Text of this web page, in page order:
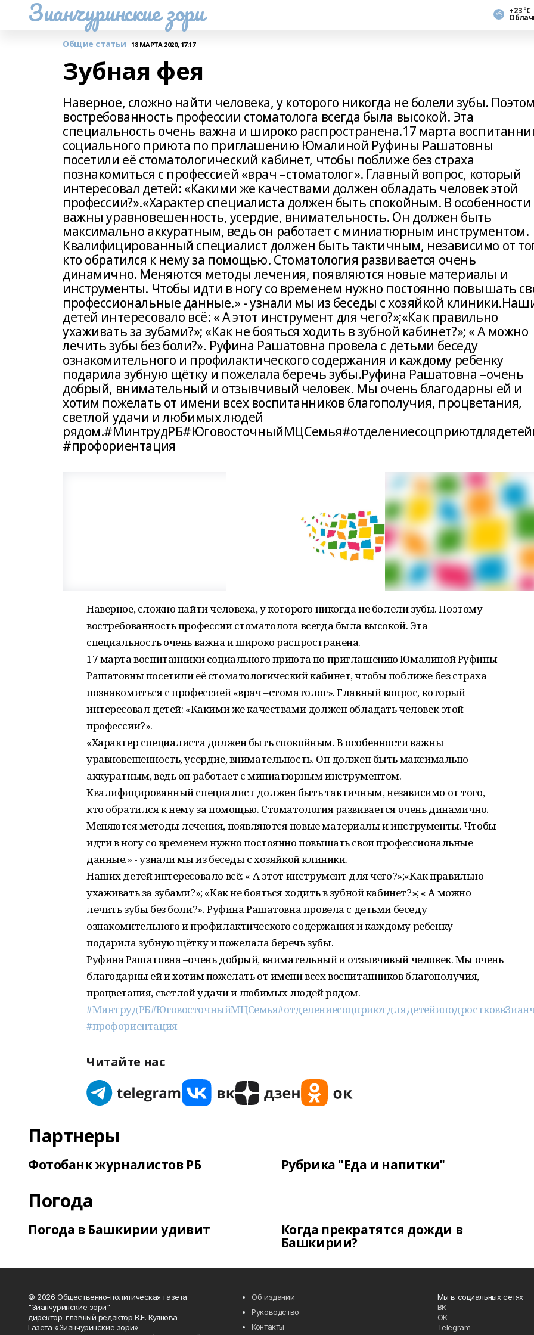
Зианчуринские зори +23 °С
Общие статьи 18 МАРТА 2020, 17:17
Зубная фея
Наверное, сложно найти человека, у которого никогда не болели зубы.
востребованность профессии стоматолога всегда была высокой. Эта
специальность очень важна и широко распространена.17 марта
социального приюта по приглашению Юмалиной Руфины Рашатовны
посетили её стоматологический кабинет, чтобы поближе без страха
познакомиться с профессией «врач –стоматолог». Главный вопрос, который
интересовал детей: «Какими же качествами должен обладать человек этой
профессии?».«Характер специалиста должен быть спокойным. В особенности
важны уравновешенность, усердие, внимательность. Он должен быть
максимально аккуратным, ведь он работает с миниатюрным инструментом.
Квалифицированный специалист должен быть тактичным, независимо от
кто обратился к нему за помощью. Стоматология развивается очень
динамично. Меняются методы лечения, появляются новые материалы и
инструменты. Чтобы идти в ногу со временем нужно постоянно повышать
профессиональные данные.» - узнали мы из беседы с хозяйкой
детей интересовало всё: « А этот инструмент для чего?»;«Как правильно
ухаживать за зубами?»; «Как не бояться ходить в зубной кабинет?»; « А можно
лечить зубы без боли?». Руфина Рашатовна провела с детьми беседу
ознакомительного и профилактического содержания и каждому ребенку
подарила зубную щётку и пожелала беречь зубы.Руфина Рашатовна –очень
добрый, внимательный и отзывчивый человек. Мы очень благодарны ей и
хотим пожелать от имени всех воспитанников благополучия, процветания,
светлой удачи и любимых людей
#профориентация
Наверное, сложно найти человека, у которого никогда не болели зубы. Поэтому
востребованность профессии стоматолога всегда была высокой. Эта
специальность очень важна и широко распространена.
17 марта воспитанники социального приюта по приглашению Юмалиной Руфины
Рашатовны посетили её стоматологический кабинет, чтобы поближе без страха
познакомиться с профессией «врач –стоматолог». Главный вопрос, который
интересовал детей: «Какими же качествами должен обладать человек этой
профессии?».
«Характер специалиста должен быть спокойным. В особенности важны
уравновешенность, усердие, внимательность. Он должен быть максимально
аккуратным, ведь он работает с миниатюрным инструментом.
Квалифицированный специалист должен быть тактичным, независимо от того,
кто обратился к нему за помощью. Стоматология развивается очень динамично.
Меняются методы лечения, появляются новые материалы и инструменты. Чтобы
идти в ногу со временем нужно постоянно повышать свои профессиональные
данные.» - узнали мы из беседы с хозяйкой клиники.
Наших детей интересовало всё: « А этот инструмент для чего?»;«Как правильно
ухаживать за зубами?»; «Как не бояться ходить в зубной кабинет?»; « А можно
лечить зубы без боли?». Руфина Рашатовна провела с детьми беседу
ознакомительного и профилактического содержания и каждому ребенку
подарила зубную щётку и пожелала беречь зубы.
Руфина Рашатовна –очень добрый, внимательный и отзывчивый человек. Мы очень
благодарны ей и хотим пожелать от имени всех воспитанников благополучия,
процветания, светлой удачи и любимых людей рядом.
#МинтрудРБ#ЮговосточныйМЦСемья
#профориентация
Читайте нас
Партнеры
Фотобанк журналистов РБ Рубрика "Еда и напитки"
Погода
Погода в Башкирии удивит Когда прекратятся дожди в
Башкирии?
© 2026 Общественно-политическая газета
"Зианчуринские зори"
директор-главный редактор В.Е. Куянова
Газета «Зианчуринские зори»
Об издании
Руководство
Контакты
Мы в социальных сетях
ВК
ОК
Telegram